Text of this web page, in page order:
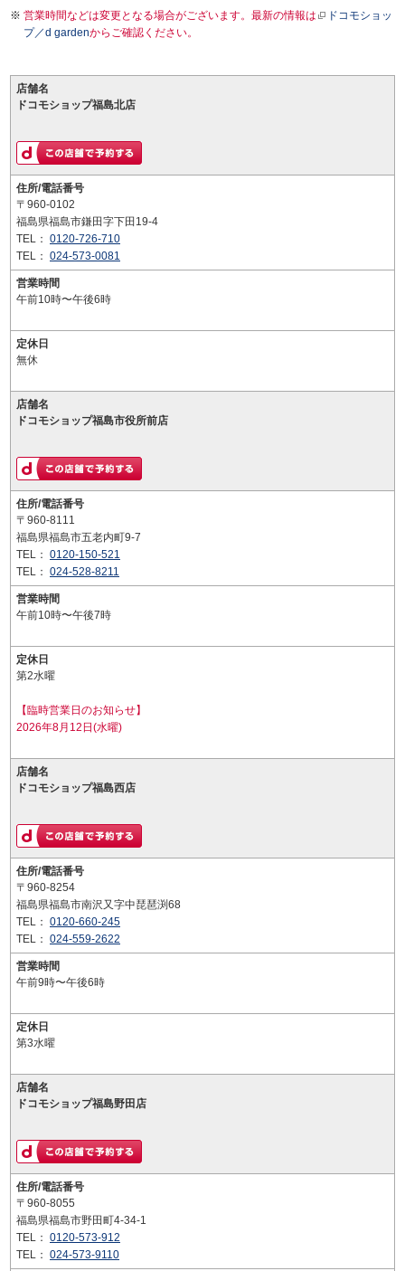
営業時間などは変更となる場合がございます。最新の情報は
ドコモショッ
プ／d gardenからご確認ください。
店舗名
ドコモショップ福島北店
住所/電話番号
〒960-0102
福島県福島市鎌田字下田19-4
TEL： 0120-726-710
TEL： 024-573-0081
営業時間
午前10時〜午後6時
定休日
無休
店舗名
ドコモショップ福島市役所前店
住所/電話番号
〒960-8111
福島県福島市五老内町9-7
TEL： 0120-150-521
TEL： 024-528-8211
営業時間
午前10時〜午後7時
定休日
第2水曜
【臨時営業日のお知らせ】
2026年8月12日(水曜)
店舗名
ドコモショップ福島西店
住所/電話番号
〒960-8254
福島県福島市南沢又字中琵琶渕68
TEL： 0120-660-245
TEL： 024-559-2622
営業時間
午前9時〜午後6時
定休日
第3水曜
店舗名
ドコモショップ福島野田店
住所/電話番号
〒960-8055
福島県福島市野田町4-34-1
TEL： 0120-573-912
TEL： 024-573-9110